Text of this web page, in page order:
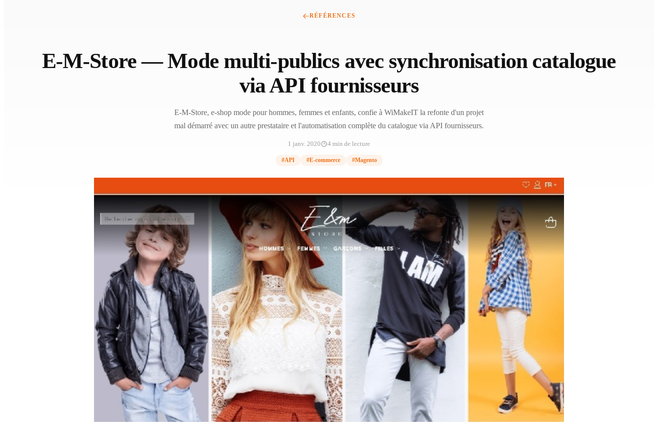
RÉFÉRENCES
E-M-Store — Mode multi-publics avec synchronisation catalogue
via API fournisseurs
E-M-Store, e-shop mode pour hommes, femmes et enfants, confie à WiMakeIT la refonte d'un projet
mal démarré avec un autre prestataire et l'automatisation complète du catalogue via API fournisseurs.
1 janv. 2020 4 min de lecture
#API #E-commerce #Magento